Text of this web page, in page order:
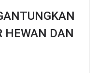
HEWAN DAN